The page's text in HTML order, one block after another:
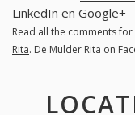
LinkedIn en Google+
Read all the comments for
Rita. De Mulder Rita on